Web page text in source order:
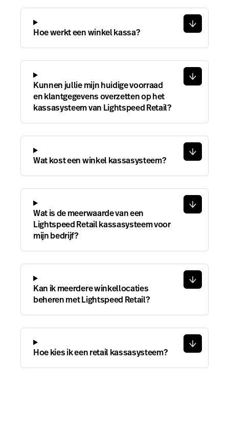
Hoe werkt een winkel kassa?
Kunnen jullie mijn huidige voorraad
en klantgegevens overzetten op het
kassasysteem van Lightspeed Retail?
Wat kost een winkel kassasysteem?
Wat is de meerwaarde van een
Lightspeed Retail kassasysteem voor
mijn bedrijf?
Kan ik meerdere winkellocaties
beheren met Lightspeed Retail?
Hoe kies ik een retail kassasysteem?